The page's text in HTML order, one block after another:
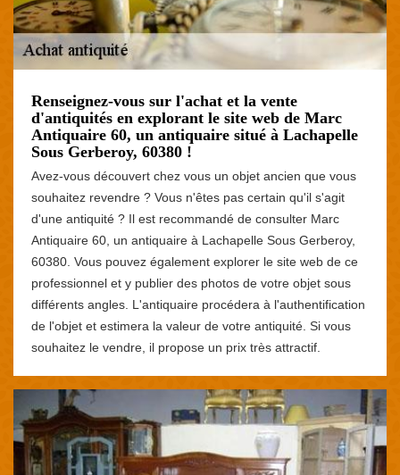
Renseignez-vous sur l'achat et la vente
d'antiquités en explorant le site web de Marc
Antiquaire 60, un antiquaire situé à Lachapelle
Sous Gerberoy, 60380 !
Avez-vous découvert chez vous un objet ancien que vous
souhaitez revendre ? Vous n'êtes pas certain qu'il s'agit
d'une antiquité ? Il est recommandé de consulter Marc
Antiquaire 60, un antiquaire à Lachapelle Sous Gerberoy,
60380. Vous pouvez également explorer le site web de ce
professionnel et y publier des photos de votre objet sous
différents angles. L'antiquaire procédera à l'authentification
de l'objet et estimera la valeur de votre antiquité. Si vous
souhaitez le vendre, il propose un prix très attractif.